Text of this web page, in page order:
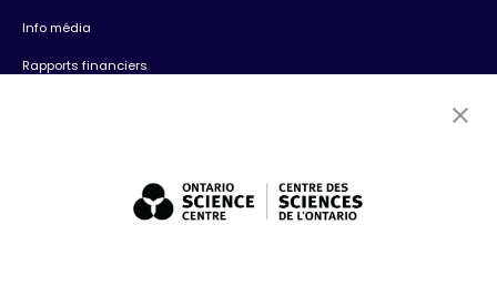
Info média
Rapports financiers
Expositions : ventes et location + consultation